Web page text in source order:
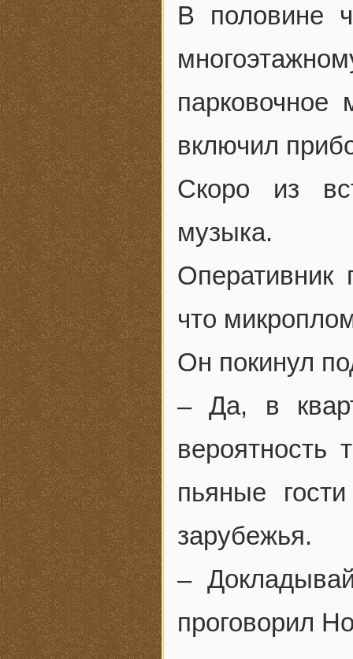
В половине
парковочное
включил
Скоро из
музыка.
что
Он покинул
– Да, в
вероятность
пьяные
зарубежья.
–
проговорил